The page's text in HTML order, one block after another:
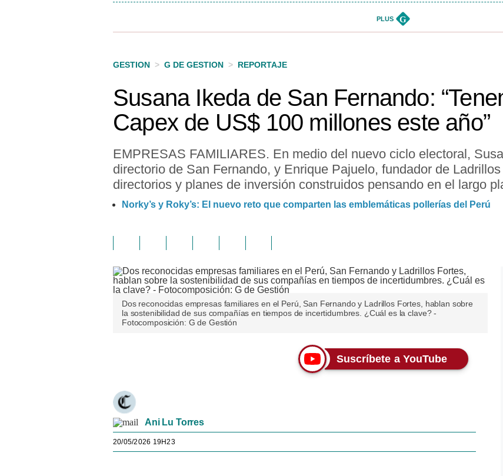
PLUS G
GESTION > G DE GESTION > REPORTAJE
Susana Ikeda de San Fernando:
Capex de US$ 100 millones este año”
EMPRESAS FAMILIARES. En medio del nuevo ciclo electoral,
directorio de San Fernando, y Enrique Pajuelo, fundador de
directorios y planes de inversión construidos pensando en el largo
Norky’s y Roky’s: El nuevo reto que comparten las emblemáticas pollerías del Perú
Dos reconocidas empresas familiares en el Perú, San Fernando y Ladrillos Fortes, hablan sobre
la sostenibilidad de sus compañías en tiempos de incertidumbres. ¿Cuál es la clave? -
Fotocomposición: G de Gestión
Suscríbete a YouTube
Ani Lu Torres
20/05/2026 19H23